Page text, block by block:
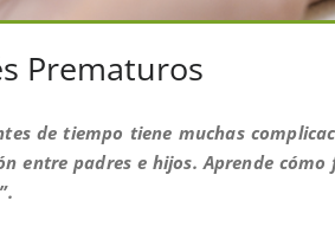
Prematuros
de tiempo tiene muchas
entre padres e hijos. Aprende